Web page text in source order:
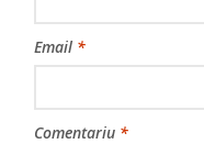
Email *
Comentariu *